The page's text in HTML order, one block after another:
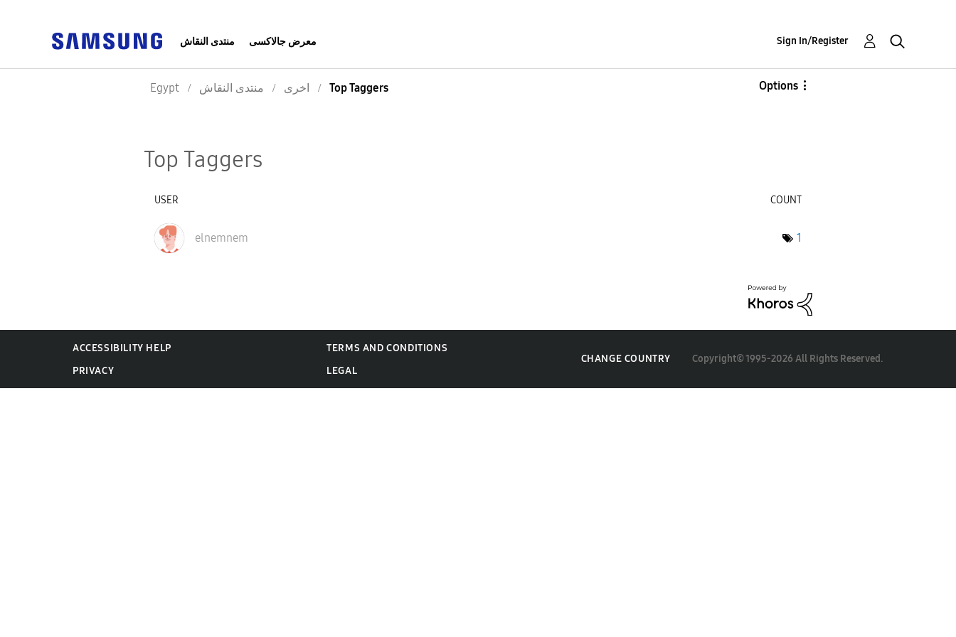
منتدى النقاش معرض جالاكسى Sign In/Register
Egypt منتدى النقاش اخرى Top Taggers Options
Top Taggers
USER COUNT
elnemnem 1
ACCESSIBILITY HELP
TERMS AND CONDITIONS
PRIVACY
LEGAL
CHANGE COUNTRY Copyright© 1995-2026 All Rights Reserved.